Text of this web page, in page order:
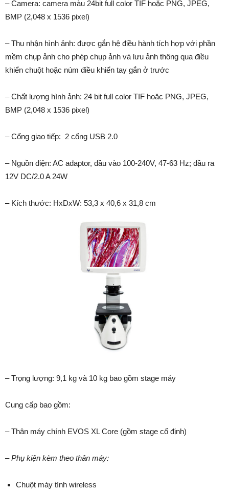
– Camera: camera màu 24bit full color TIF hoặc PNG, JPEG,
BMP (2,048 x 1536 pixel)
– Thu nhận hình ảnh: được gắn hệ điều hành tích hợp với phần
mềm chụp ảnh cho phép chụp ảnh và lưu ảnh thông qua điều
khiển chuột hoặc núm điều khiển tay gắn ở trước
– Chất lượng hình ảnh: 24 bit full color TIF hoăc PNG, JPEG,
BMP (2,048 x 1536 pixel)
– Cổng giao tiếp: 2 cổng USB 2.0
– Nguồn điện: AC adaptor, đầu vào 100-240V, 47-63 Hz; đầu ra
12V DC/2.0 A 24W
– Kích thước: HxDxW: 53,3 x 40,6 x 31,8 cm
– Trọng lượng: 9,1 kg và 10 kg bao gồm stage máy
Cung cấp bao gồm:
– Thân máy chính EVOS XL Core (gồm stage cố định)
– Phụ kiện kèm theo thân máy:
Chuột máy tính wireless